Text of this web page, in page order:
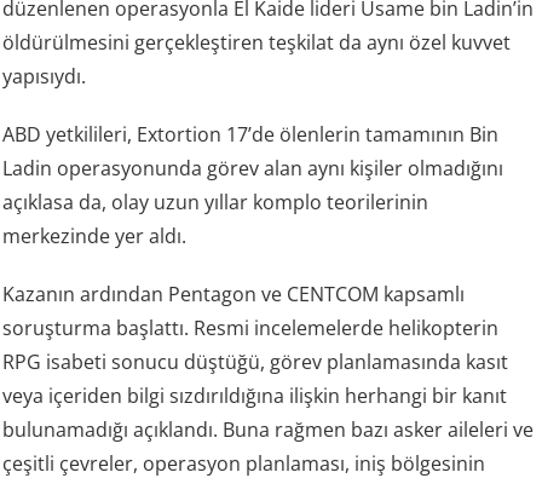
düzenlenen operasyonla El Kaide lideri Usame bin Ladin’in
öldürülmesini gerçekleştiren teşkilat da aynı özel kuvvet
yapısıydı.
ABD yetkilileri, Extortion 17’de ölenlerin tamamının Bin
Ladin operasyonunda görev alan aynı kişiler olmadığını
açıklasa da, olay uzun yıllar komplo teorilerinin
merkezinde yer aldı.
Kazanın ardından Pentagon ve CENTCOM kapsamlı
soruşturma başlattı. Resmi incelemelerde helikopterin
RPG isabeti sonucu düştüğü, görev planlamasında kasıt
veya içeriden bilgi sızdırıldığına ilişkin herhangi bir kanıt
bulunamadığı açıklandı. Buna rağmen bazı asker aileleri ve
çeşitli çevreler, operasyon planlaması, iniş bölgesinin